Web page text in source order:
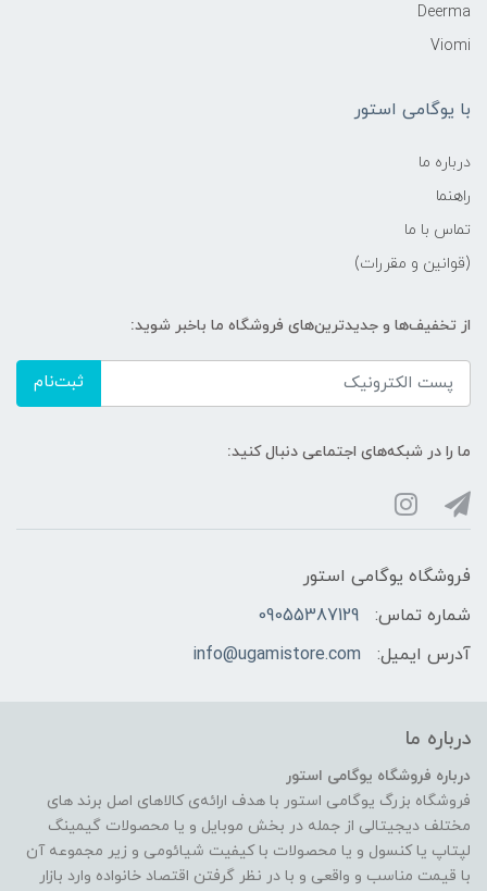
Deerma
Viomi
با یوگامی استور
درباره ما
راهنما
تماس با ما
(قوانین و مقررات)
از تخفیف‌ها و جدیدترین‌های فروشگاه ما باخبر شوید:
ثبت‌نام
ما را در شبکه‌های اجتماعی دنبال کنید:
فروشگاه یوگامی استور
شماره تماس:
09055387129
آدرس ایمیل:
info@ugamistore.com
درباره ما
درباره فروشگاه یوگامی استور
فروشگاه بزرگ یوگامی استور با هدف ارائه‌ی کالاهای اصل برند های
مختلف دیجیتالی از جمله در بخش موبایل و یا محصولات گیمینگ
لپتاپ یا کنسول و یا محصولات با کیفیت شیائومی و زیر مجموعه آن
با قیمت مناسب و واقعی و با در نظر گرفتن اقتصاد خانواده وارد بازار